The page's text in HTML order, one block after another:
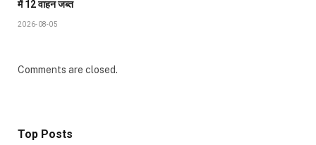
में 12 वाहन जब्त
2026-08-05
Comments are closed.
Top Posts